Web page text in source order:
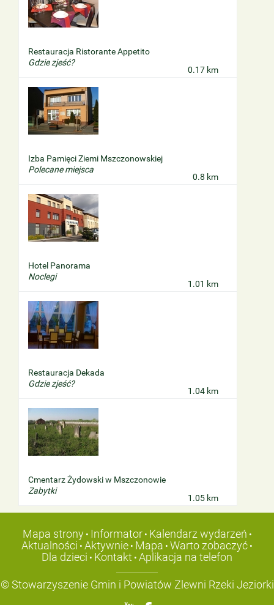
Restauracja Ristorante Appetito
Gdzie zjeść?
0.17 km
Izba Pamięci Ziemi Mszczonowskiej
Polecane miejsca
0.8 km
Hotel Panorama
Noclegi
1.01 km
Restauracja Dekada
Gdzie zjeść?
1.04 km
Cmentarz Żydowski w Mszczonowie
Zabytki
1.05 km
Mapa strony• Informator• Kalendarz wydarzeń •
Aktualności • Aktywnie • Mapa • Warto zobaczyć •
Dla dzieci • Kontakt • Aplikacja na telefon
© Stowarzyszenie Gmin i Powiatów Zlewni Rzeki Jeziorki